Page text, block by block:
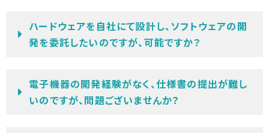
ハードウェアを自社にて設計し、ソフトウェアの開
発を委託したいのですが、可能ですか？
電子機器の開発経験がなく、仕様書の提出が難し
いのですが、問題ございませんか？